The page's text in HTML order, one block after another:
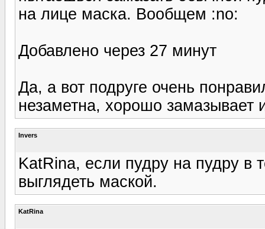
на лице маска. Вообщем :no:
Добавлено через 27 минут
Да, а вот подруге очень
незаметна, хорошо замазывает
Invers
KatRina, если пудру на пудру в
выглядеть маской.
KatRina